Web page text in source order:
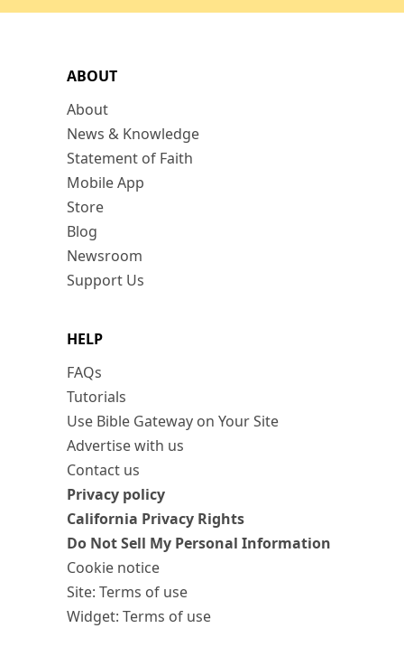
ABOUT
About
News & Knowledge
Statement of Faith
Mobile App
Store
Blog
Newsroom
Support Us
HELP
FAQs
Tutorials
Use Bible Gateway on Your Site
Advertise with us
Contact us
Privacy policy
California Privacy Rights
Do Not Sell My Personal Information
Cookie notice
Site: Terms of use
Widget: Terms of use